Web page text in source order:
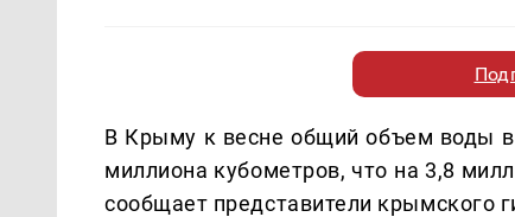
В Крыму к весне общий объем воды в
миллиона кубометров, что на 3,8
сообщает представители крымского